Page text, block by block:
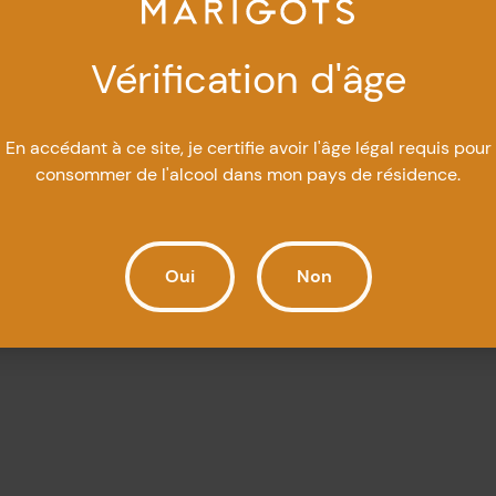
Ajouter au
Vérification d'âge
En accédant à ce site, je certifie avoir l'âge légal requis pour
consommer de l'alcool dans mon pays de résidence.
Oui Non